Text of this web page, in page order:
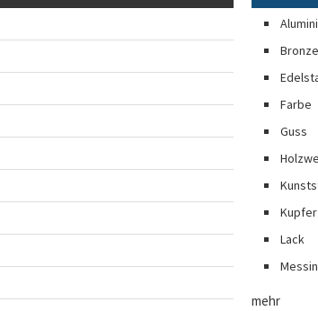
Farbe
Guss
Kupfer
Lack
mehr